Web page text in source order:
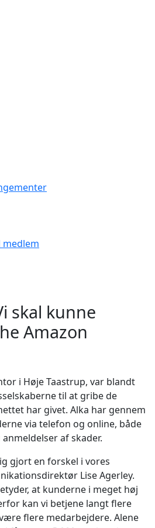
medlem
skal kunne
Amazon
i Høje Taastrup, var blandt
til at gribe de
har givet. Alka har gennem
via telefon og online, både
af skader.
gjort en forskel i vores
Lise Agerley.
at kunderne i meget høj
kan vi betjene langt flere
flere medarbejdere. Alene